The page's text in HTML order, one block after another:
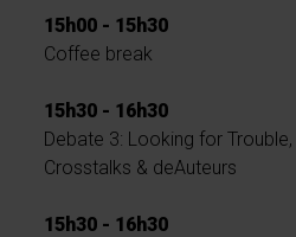
15h00 - 15h30
Coffee break
15h30 - 16h30
Debate 3: Looking for
Crosstalks & deAuteurs
15h30 - 16h30